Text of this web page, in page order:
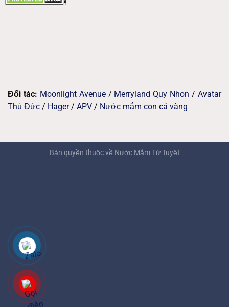
Đối tác: Moonlight Avenue/ Merryland Quy Nhon /Avatar
Thủ Đức / Hager/ APV / Nước mắm con cá vàng
Bản quyền thuộc về Nước Mắm Tứ Tuyệt